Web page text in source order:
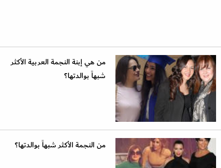
من هي إبنة النجمة العربية الأكثر
شبهاً بوالدتها؟
من النجمة الأكثر شبهاً بوالدتها؟